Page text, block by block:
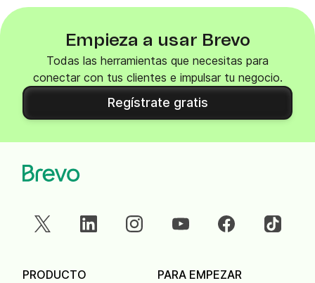
Empieza a usar Brevo
Todas las herramientas que necesitas para
conectar con tus clientes e impulsar tu negocio.
Regístrate gratis
PRODUCTO PARA EMPEZAR